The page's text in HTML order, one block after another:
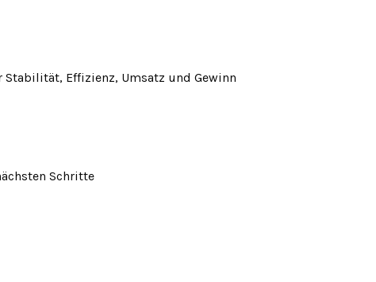
Effizienz, Umsatz und Gewinn
Schritte